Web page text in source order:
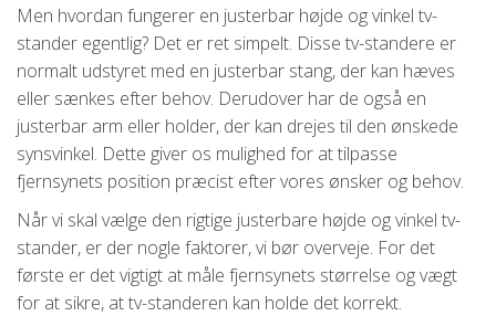
Men hvordan fungerer en justerbar højde og vinkel tv-
stander egentlig? Det er ret simpelt. Disse tv-standere er
normalt udstyret med en justerbar stang, der kan hæves
eller sænkes efter behov. Derudover har de også en
justerbar arm eller holder, der kan drejes til den ønskede
synsvinkel. Dette giver os mulighed for at tilpasse
fjernsynets position præcist efter vores ønsker og behov.
Når vi skal vælge den rigtige justerbare højde og vinkel tv-
stander, er der nogle faktorer, vi bør overveje. For det
første er det vigtigt at måle fjernsynets størrelse og vægt
for at sikre, at tv-standeren kan holde det korrekt.